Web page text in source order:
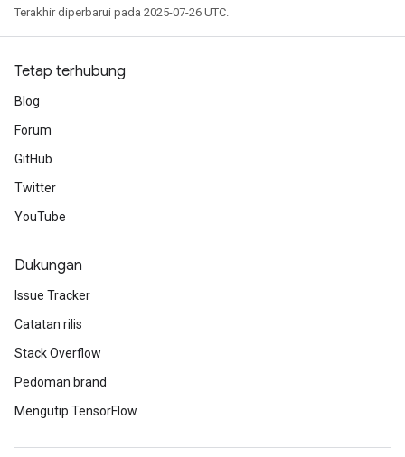
Terakhir diperbarui pada 2025-07-26 UTC.
Tetap terhubung
Blog
Forum
GitHub
Twitter
YouTube
Dukungan
Issue Tracker
Catatan rilis
Stack Overflow
Pedoman brand
Mengutip TensorFlow